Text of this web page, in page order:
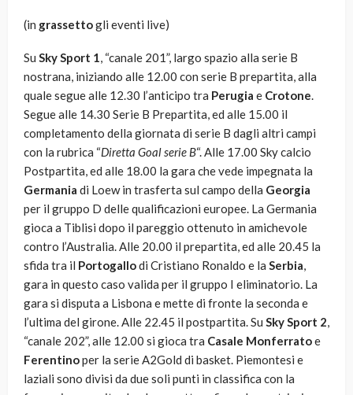
(in grassettogli eventi live)
Su Sky Sport 1, “canale 201”, largo spazio alla serie B
nostrana, iniziando alle 12.00 con serie B prepartita, alla
quale segue alle 12.30 l’anticipo tra Perugia e Crotone.
Segue alle 14.30 Serie B Prepartita, ed alle 15.00 il
completamento della giornata di serie B dagli altri campi
con la rubrica “Diretta Goal serie B“. Alle 17.00 Sky calcio
Postpartita, ed alle 18.00 la gara che vede impegnata la
Germania di Loew in trasferta sul campo della Georgia
per il gruppo D delle qualificazioni europee. La Germania
gioca a Tiblisi dopo il pareggio ottenuto in amichevole
contro l’Australia. Alle 20.00 il prepartita, ed alle 20.45 la
sfida tra il Portogallodi Cristiano Ronaldo e la Serbia,
gara in questo caso valida per il gruppo I eliminatorio. La
gara si disputa a Lisbona e mette di fronte la seconda e
l’ultima del girone. Alle 22.45 il postpartita. Su Sky Sport 2,
“canale 202”, alle 12.00 si gioca tra Casale Monferratoe
Ferentinoper la serie A2Gold di basket. Piemontesi e
laziali sono divisi da due soli punti in classifica con la